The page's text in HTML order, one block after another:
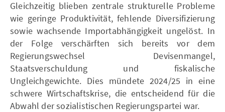
Gleichzeitig blieben zentrale strukturelle Probleme
wie geringe Produktivität, fehlende Diversifizierung
sowie wachsende Importabhängigkeit ungelöst. In
der Folge verschärften sich bereits vor dem
Regierungswechsel Devisenmangel,
Staatsverschuldung und fiskalische
Ungleichgewichte. Dies mündete 2024/25 in eine
schwere Wirtschaftskrise, die entscheidend für die
Abwahl der sozialistischen Regierungspartei war.